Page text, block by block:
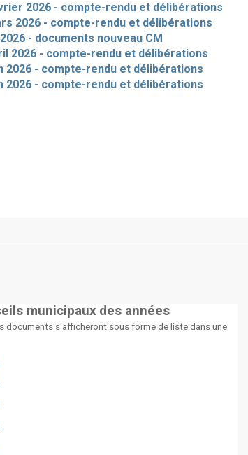
2026 - compte-rendu et délibérations
2026 - compte-rendu et délibérations
- documents nouveau CM
2026 - compte-rendu et délibérations
2026 - compte-rendu et délibérations
2026 - compte-rendu et délibérations
municipaux des années
documents s'afficheront sous forme de liste dans une